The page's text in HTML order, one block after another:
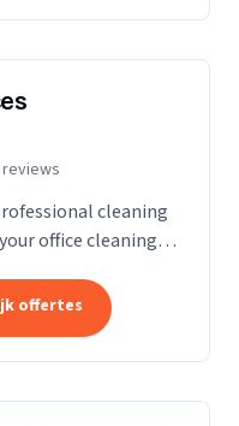
reviews
cleaning
office cleaning
so you can...
offertes